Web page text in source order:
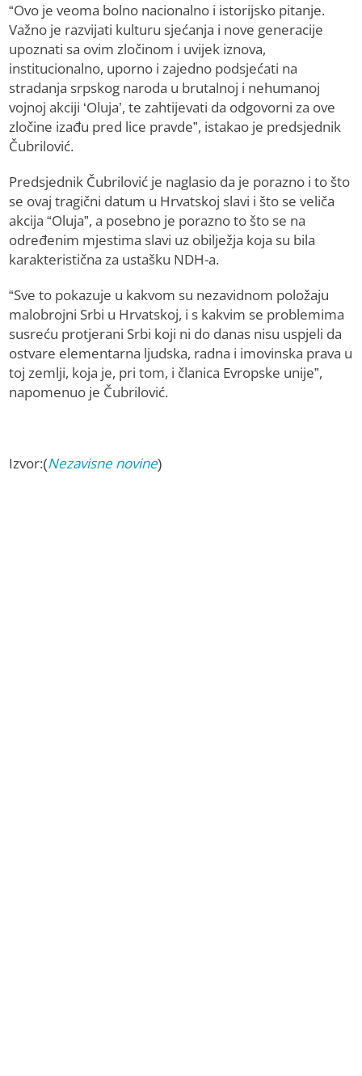
“Ovo je veoma bolno nacionalno i istorijsko pitanje.
Važno je razvijati kulturu sjećanja i nove generacije
upoznati sa ovim zločinom i uvijek iznova,
institucionalno, uporno i zajedno podsjećati na
stradanja srpskog naroda u brutalnoj i nehumanoj
vojnoj akciji ‘Oluja’, te zahtijevati da odgovorni za ove
zločine izađu pred lice pravde”, istakao je predsjednik
Čubrilović.
Predsjednik Čubrilović je naglasio da je porazno i to što
se ovaj tragični datum u Hrvatskoj slavi i što se veliča
akcija “Oluja”, a posebno je porazno to što se na
određenim mjestima slavi uz obilježja koja su bila
karakteristična za ustašku NDH-a.
“Sve to pokazuje u kakvom su nezavidnom položaju
malobrojni Srbi u Hrvatskoj, i s kakvim se problemima
susreću protjerani Srbi koji ni do danas nisu uspjeli da
ostvare elementarna ljudska, radna i imovinska prava u
toj zemlji, koja je, pri tom, i članica Evropske unije”,
napomenuo je Čubrilović.
Izvor:(Nezavisne novine)